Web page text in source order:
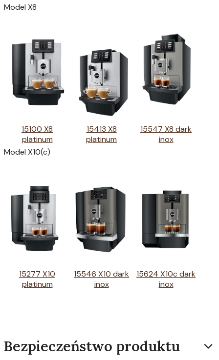
Model X8
15100 X8
platinum
15413 X8
platinum
15547 X8 dark
inox
Model X10(c)
15277 X10
platinum
15546 X10 dark
inox
15624 X10c dark
inox
Bezpieczeństwo produktu